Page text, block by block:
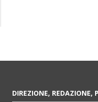
DIREZIONE, REDAZIONE,